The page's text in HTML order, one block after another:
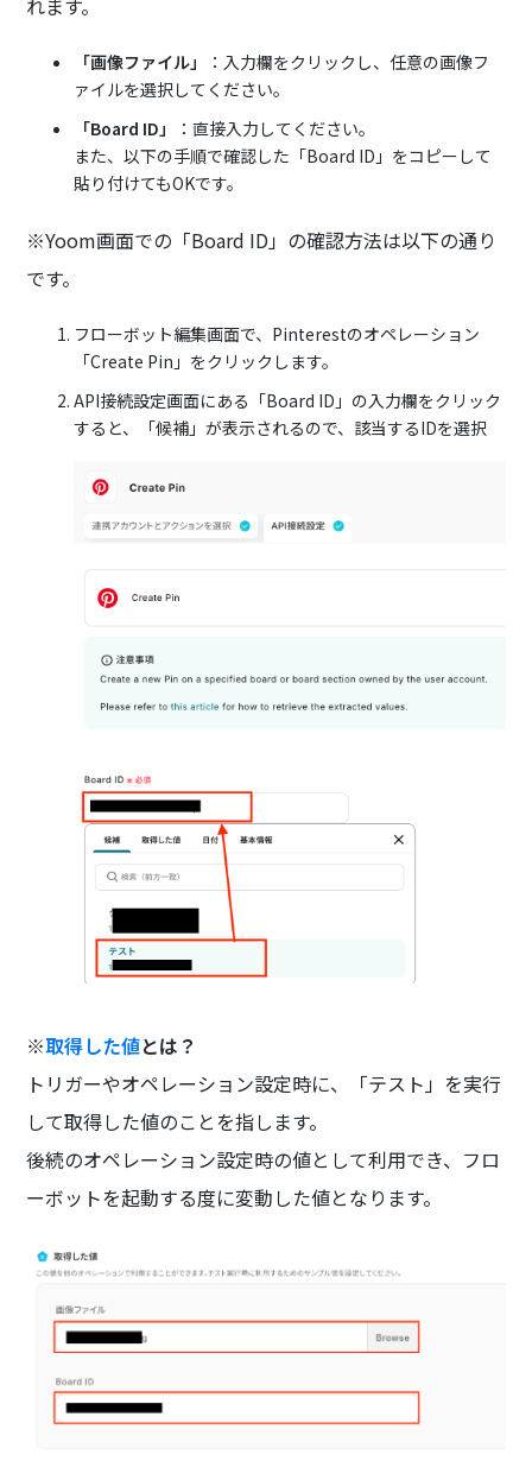
「画像ファイル」
：入力欄をクリックし、任意の画像フ
ァイルを選択してください。
「Board ID」
：直接入力してください。
また、以下の手順で確認した「Board ID」をコピーして
貼り付けてもOKです。
※Yoom画面での「Board ID」の確認方法は以下の通り
です。
フローボット編集画面で、Pinterestのオペレーション
「Create Pin」をクリックします。
API接続設定画面にある「Board ID」の入力欄をクリック
すると、「候補」が表示されるので、該当するIDを選択
※取得した値とは？
トリガーやオペレーション設定時に、「テスト」を実行
して取得した値のことを指します。
後続のオペレーション設定時の値として利用でき、フロ
ーボットを起動する度に変動した値となります。